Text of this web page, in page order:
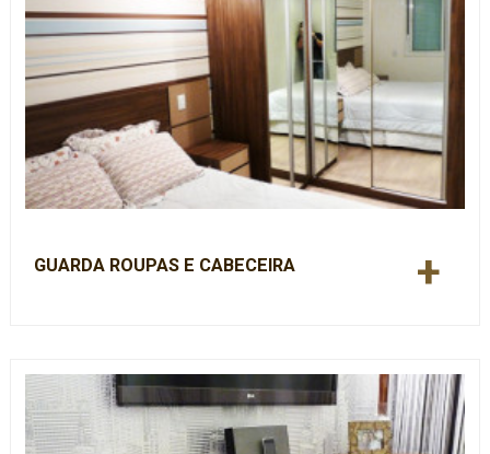
GUARDA ROUPAS E CABECEIRA +